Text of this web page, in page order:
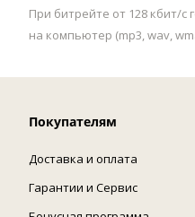
При битрейте от 128 кбит/
на компьютер (mp3, wav,
Покупателям
Доставка и оплата
Гарантии и Сервис